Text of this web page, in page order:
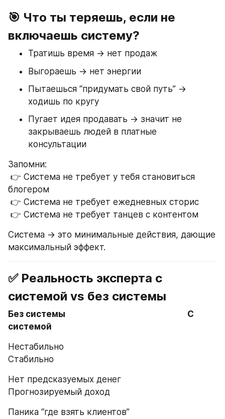
🎯 Что ты теряешь, если не
включаешь систему?
Тратишь время → нет продаж
Выгораешь → нет энергии
Пытаешься “придумать свой путь” →
ходишь по кругу
Пугает идея продавать → значит не
закрываешь людей в платные
консультации
Запомни:
блогером
👉 Система не требует ежедневных сторис
👉 Система не требует танцев с контентом
Система → это минимальные действия, дающие
максимальный эффект.
✅ Реальность эксперта с
системой vs без системы
Без системы
  С
системой
Нестабильно
Стабильно
Нет предсказуемых денег
Прогнозируемый доход
Паника “где взять клиентов”